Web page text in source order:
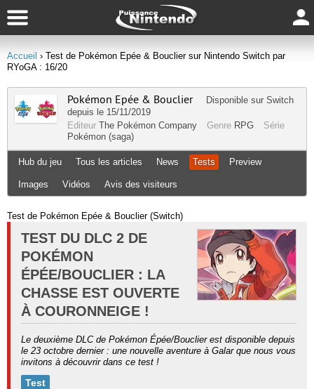
Accueil › Test de Pokémon Epée & Bouclier sur Nintendo Switch par
RYoGA : 16/20
Pokémon Epée & Bouclier Disponible sur Switch
depuis le 15/11/2019
Editeur The Pokémon Company Genre RPG
Série
Pokémon (saga)
Hub du jeu Tous les articles News Tests Preview
Images Vidéos Avis des visiteurs
Test de Pokémon Epée & Bouclier (Switch)
TEST DU DLC 2 DE
POKÉMON
ÉPÉE/BOUCLIER : LA
CHASSE EST OUVERTE
À COURONNEIGE !
Le deuxième DLC de Pokémon Épée/Bouclier est disponible depuis
le 23 octobre dernier : une nouvelle aventure à Galar que nous vous
invitons à découvrir dans ce test !
Test